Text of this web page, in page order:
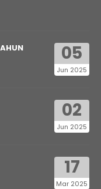
05
Jun 2025
02
Jun 2025
17
Mar 2025